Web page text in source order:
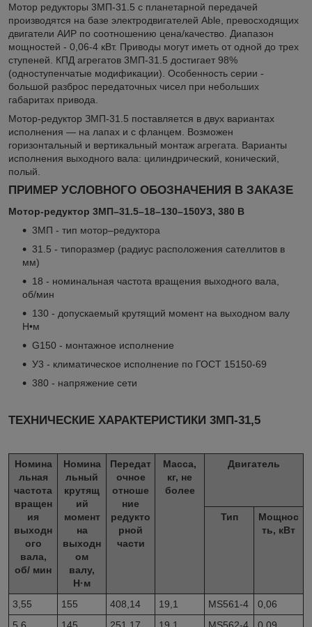
Мотор редукторы 3МП-31.5 с планетарной передачей
производятся на базе электродвигателей Able, превосходящих
двигатели АИР по соотношению цена/качество. Диапазон
мощностей - 0,06-4 кВт. Приводы могут иметь от одной до трех
ступеней. КПД агрегатов 3МП-31.5 достигает 98%
(одноступенчатые модификации). Особенность серии -
большой разброс передаточных чисел при небольших
габаритах привода.
Мотор-редуктор ЗМП-31.5 поставляется в двух вариантах
исполнения — на лапах и с фланцем. Возможен
горизонтальный и вертикальный монтаж агрегата. Варианты
исполнения выходного вала: цилиндрический, конический,
полый.
ПРИМЕР УСЛОВНОГО ОБОЗНАЧЕНИЯ В ЗАКАЗЕ
Мотор-редуктор 3МП–31.5–18–130–150УЗ, 380 В
3МП - тип мотор–редуктора
31.5 - типоразмер (радиус расположения сателлитов в
мм)
18 - номинальная частота вращения выходного вала,
об/мин
130 - допускаемый крутящий момент на выходном валу
Н•м
G150 - монтажное исполнение
У3 - климатическое исполнение по ГОСТ 15150-69
380 - напряжение сети
ТЕХНИЧЕСКИЕ ХАРАКТЕРИСТИКИ 3МП-31,5
Номина
льная
частота
вращен
ия
выходн
ого
вала,
об/ мин
Номина
льный
крутящ
ий
момент
на
выходн
ом
валу,
Н·м
Передат
очное
отноше
ние
редукто
рной
части
Масса,
кг, не
более
Двигатель
Тип
Мощнос
ть, кВт
3,55 155 408,14 19,1 MS561-4
0,06